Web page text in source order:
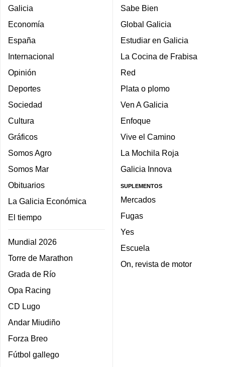
Galicia
Economía
España
Internacional
Opinión
Deportes
Sociedad
Cultura
Gráficos
Somos Agro
Somos Mar
Obituarios
La Galicia Económica
El tiempo
Mundial 2026
Torre de Marathon
Grada de Río
Opa Racing
CD Lugo
Andar Miudiño
Forza Breo
Fútbol gallego
Sabe Bien
Global Galicia
Estudiar en Galicia
La Cocina de Frabisa
Red
Plata o plomo
Ven A Galicia
Enfoque
Vive el Camino
La Mochila Roja
Galicia Innova
SUPLEMENTOS
Mercados
Fugas
Yes
Escuela
On, revista de motor